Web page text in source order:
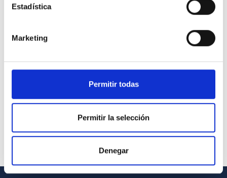
Estadística
Marketing
Permitir todas
Permitir la selección
Denegar